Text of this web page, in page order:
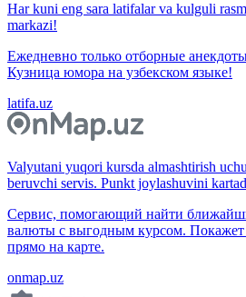
Har kuni eng sara latifalar va kulguli
markazi!
Ежедневно только отборные
Кузница юмора на узбекском языке!
latifa.uz
Valyutani yuqori kursda almashtirish
beruvchi servis. Punkt joylashuvini
Сервис, помогающий найти
валюты с выгодным курсом. Покажет
прямо на карте.
onmap.uz